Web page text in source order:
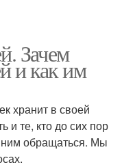
Зачем
и как им
хранит в своей
и те, кто до сих пор
ним обращаться. Мы